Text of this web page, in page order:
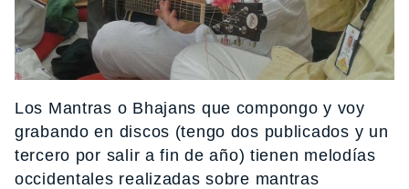
Los Mantras o Bhajans que compongo y voy
grabando en discos (tengo dos publicados y un
tercero por salir a fin de año) tienen melodías
occidentales realizadas sobre mantras